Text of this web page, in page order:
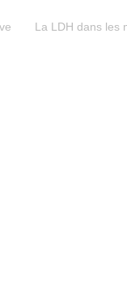
La LDH dans les